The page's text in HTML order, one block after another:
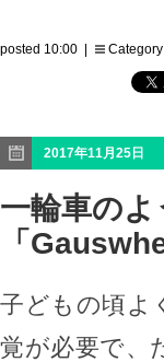
posted 10:00 |
2017年11月25日
一輪車の
「
子どもの頃よ
覚が必要で、